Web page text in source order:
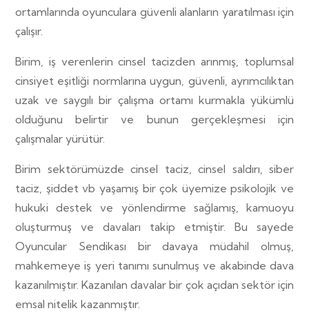
ortamlarında oyunculara güvenli alanların yaratılması için
çalışır.
Birim, iş verenlerin cinsel tacizden arınmış, toplumsal
cinsiyet eşitliği normlarına uygun, güvenli, ayrımcılıktan
uzak ve saygılı bir çalışma ortamı kurmakla yükümlü
olduğunu belirtir ve bunun gerçekleşmesi için
çalışmalar yürütür.
Birim sektörümüzde cinsel taciz, cinsel saldırı, siber
taciz, şiddet vb yaşamış bir çok üyemize psikolojik ve
hukuki destek ve yönlendirme sağlamış, kamuoyu
oluşturmuş ve davaları takip etmiştir. Bu sayede
Oyuncular Sendikası bir davaya müdahil olmuş,
mahkemeye iş yeri tanımı sunulmuş ve akabinde dava
kazanılmıştır. Kazanılan davalar bir çok açıdan sektör için
emsal nitelik kazanmıştır.